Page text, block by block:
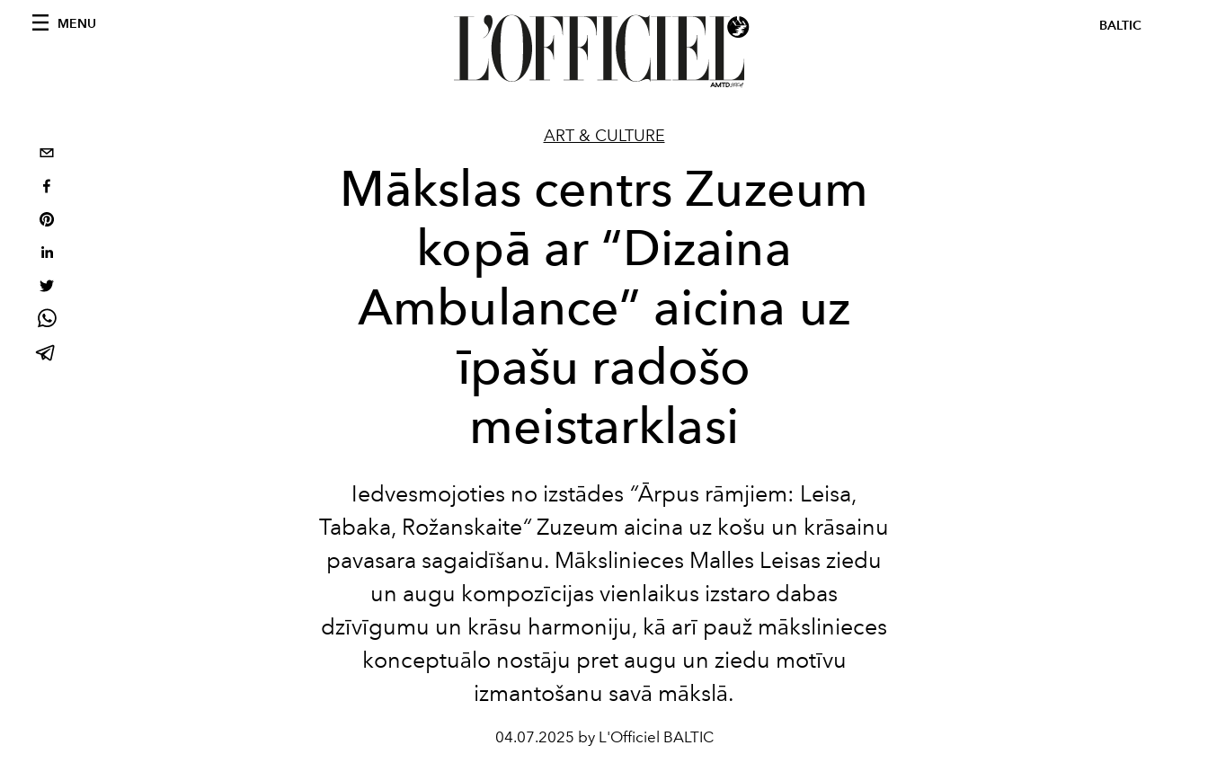
MENU BALTIC
ART & CULTURE
Mākslas centrs Zuzeum
kopā ar “Dizaina
Ambulance” aicina uz
īpašu radošo
meistarklasi
Iedvesmojoties no izstādes “Ārpus rāmjiem: Leisa,
Tabaka, Rožanskaite“Zuzeum aicina uz košu un krāsainu
pavasara sagaidīšanu. Mākslinieces Malles Leisas ziedu
un augu kompozīcijas vienlaikus izstaro dabas
dzīvīgumu un krāsu harmoniju, kā arī pauž mākslinieces
konceptuālo nostāju pret augu un ziedu motīvu
izmantošanu savā mākslā.
04.07.2025 by L'Officiel BALTIC